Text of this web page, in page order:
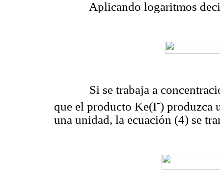
Aplicando logaritmos
Si se trabaja a
que el producto Ke(I-) produzca
una unidad, la ecuación (4) se